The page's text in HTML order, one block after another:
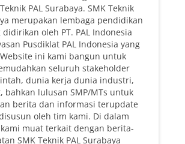
PAL Surabaya. SMK Teknik
merupakan lembaga pendidikan
didirikan oleh PT. PAL Indonesia
Pusdiklat PAL Indonesia yang
ini kami bangun untuk
seluruh stakeholder
dunia kerja dunia industri,
bahkan lulusan SMP/MTs untuk
berita dan informasi terupdate
oleh tim kami. Di dalam
muat terkait dengan berita-
SMK Teknik PAL Surabaya